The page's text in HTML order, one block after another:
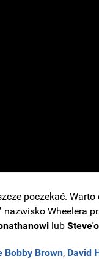
poczekać.
nazwisko Wheelera
lub
Bobby Brown, David